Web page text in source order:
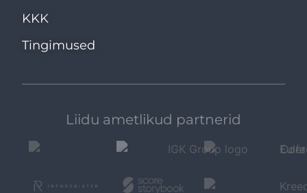
KKK
Tingimused
Liidu ametlikud partnerid